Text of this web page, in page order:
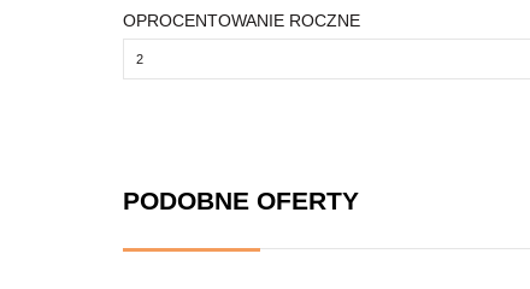
OPROCENTOWANIE ROCZNE
PODOBNE OFERTY